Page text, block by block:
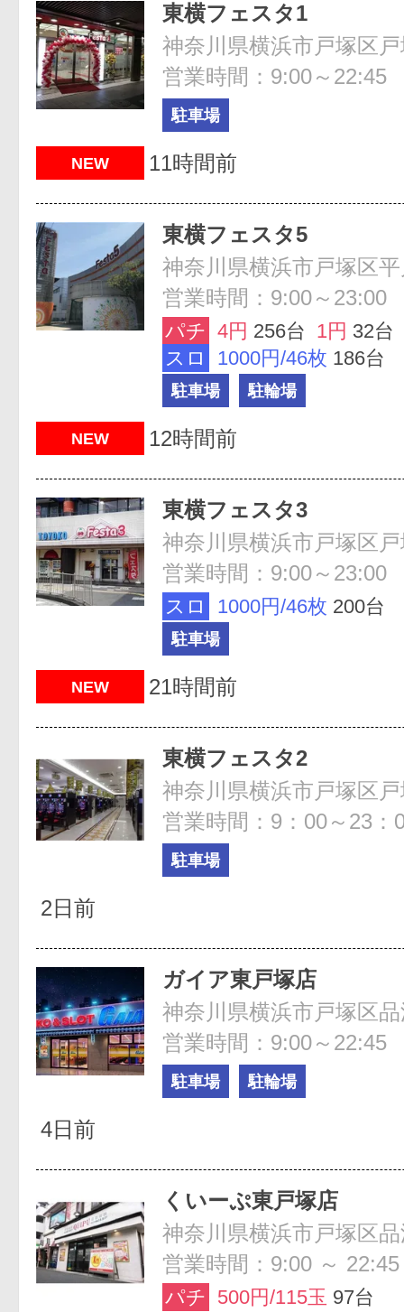
東横フェスタ1
神奈川県横浜市戸塚区
営業時間：9:00～22:45
駐車場
NEW 11時間前
東横フェスタ5
神奈川県横浜市戸塚区
営業時間：9:00～23:00
パチ 4円 256台 1円 32台
スロ
1000円/46枚 186台
駐車場 駐輪場
NEW 12時間前
東横フェスタ3
神奈川県横浜市戸塚区
営業時間：9:00～23:00
スロ 1000円/46枚 200台
駐車場
NEW 21時間前
東横フェスタ2
営業時間：9：00～23：
駐車場
2日前
ガイア東戸塚店
神奈川県横浜市戸塚区
営業時間：9:00～22:45
駐車場 駐輪場
4日前
くいーぷ東戸塚店
神奈川県横浜市戸塚区
営業時間：9:00 ～ 22:45
パチ 500円/115玉 97台